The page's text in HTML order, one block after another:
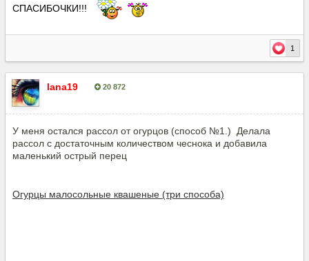
СПАСИБОЧКИ!!!
1
lana19 20 872
У меня остался рассол от огурцов (способ №1.) Делала
рассол с достаточным количеством чеснока и добавила
маленький острый перец
Огурцы малосольные квашеные (три способа)